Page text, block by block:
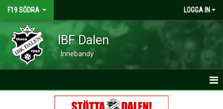
F19 SÖDRA LOGGA IN
IBF Dalen
Innebandy